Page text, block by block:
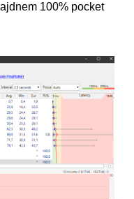
100% pocket